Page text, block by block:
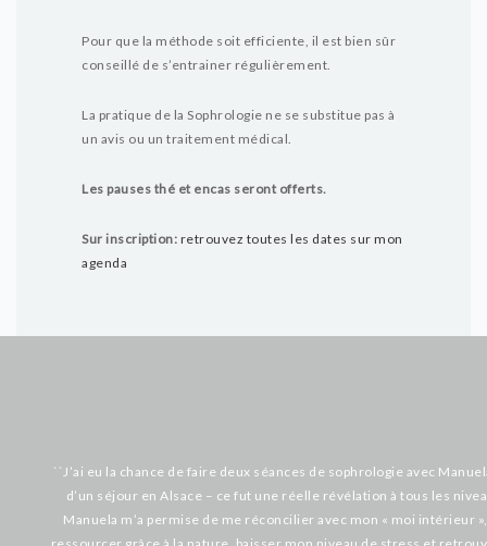
Pour que la méthode soit efficiente, il est bien sûr
conseillé de s’entrainer régulièrement.
La pratique de la Sophrologie ne se substitue pas à
un avis ou un traitement médical.
Les pauses thé et encas seront offerts.
Sur inscription: retrouvez toutes les dates sur mon
agenda
``J’ai eu la chance de faire deux séances de sophrologie avec
d’un séjour en Alsace – ce fut une réelle révélation à tous les
Manuela m’a permise de me réconcilier avec mon « moi intérieur